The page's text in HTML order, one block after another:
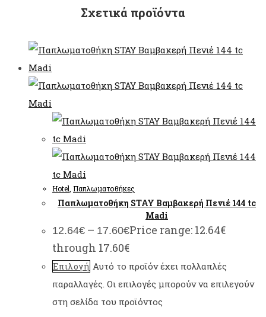
Σχετικά προϊόντα
Hotel Παπλωματοθήκες
Παπλωματοθήκη STAY Βαμβακερή Πενιέ 144 tc
Madi
12.64€ – 17.60€Price range: 12.64€
through 17.60€
Επιλογή Αυτό το προϊόν έχει πολλαπλές
παραλλαγές. Οι επιλογές μπορούν να επιλεγούν
στη σελίδα του προϊόντος